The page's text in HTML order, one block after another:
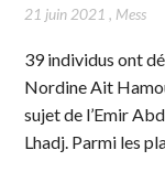
21 juin 2021 , Mess
39 individus ont
Nordine Ait
sujet de l’Emir
Lhadj. Parmi les